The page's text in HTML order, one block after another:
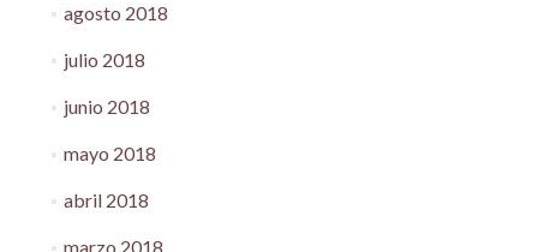
agosto 2018
julio 2018
junio 2018
mayo 2018
abril 2018
marzo 2018